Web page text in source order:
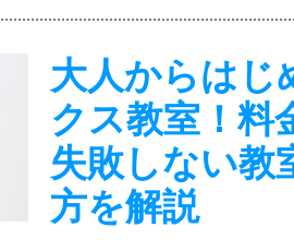
大人からはじ
クス教室！料
失敗しない教
方を解説